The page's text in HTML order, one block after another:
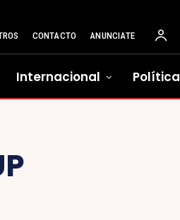
CONTACTO ANUNCIATE
Internacional Política